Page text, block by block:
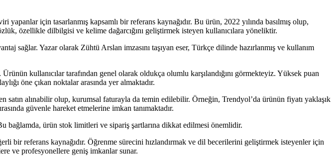
için tasarlanmış kapsamlı bir referans kaynağıdır. Bu ürün, 2022 yılında basılmış olup,
özellikle dilbilgisi ve kelime dağarcığını geliştirmek isteyen kullanıcılara yöneliktir.
sağlar. Yazar olarak Zühtü Arslan imzasını taşıyan eser, Türkçe dilinde hazırlanmış ve kullanım
kullanıcılar tarafından genel olarak oldukça olumlu karşılandığını görmekteyiz. Yüksek puan
öne çıkan noktalar arasında yer almaktadır.
alınabilir olup, kurumsal faturayla da temin edilebilir. Örneğin, Trendyol’da ürünün fiyatı yaklaşık
güvenle hareket etmelerine imkan tanımaktadır.
bağlamda, ürün stok limitleri ve sipariş şartlarına dikkat edilmesi önemlidir.
bir referans kaynağıdır. Öğrenme sürecini hızlandırmak ve dil becerilerini geliştirmek isteyenler için
ve profesyonellere geniş imkanlar sunar.